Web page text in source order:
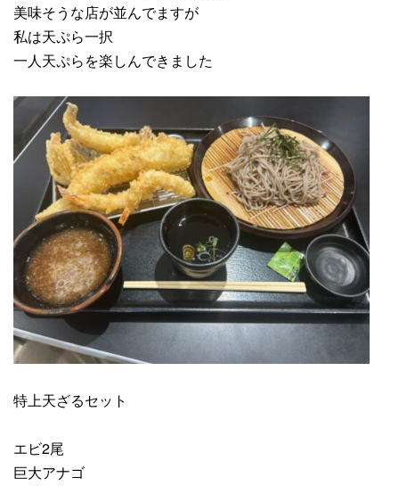
美味そうな店が並んでますが
私は天ぷら一択
一人天ぷらを楽しんできました
特上天ざるセット
エビ2尾
巨大アナゴ